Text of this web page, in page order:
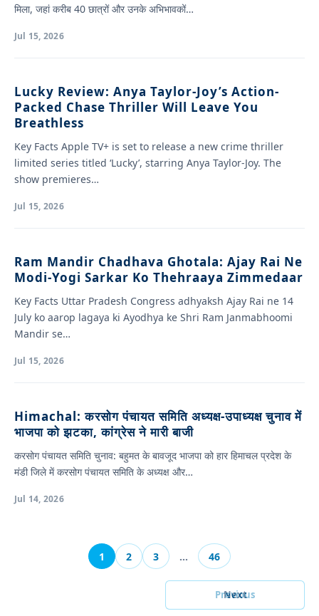
मिला, जहां करीब 40 छात्रों और उनके अभिभावकों…
Jul 15, 2026
Lucky Review: Anya Taylor-Joy’s Action-
Packed Chase Thriller Will Leave You
Breathless
Key Facts Apple TV+ is set to release a new crime thriller
limited series titled ‘Lucky’, starring Anya Taylor-Joy. The
show premieres…
Jul 15, 2026
Ram Mandir Chadhava Ghotala: Ajay Rai Ne
Modi-Yogi Sarkar Ko Thehraaya Zimmedaar
Key Facts Uttar Pradesh Congress adhyaksh Ajay Rai ne 14
July ko aarop lagaya ki Ayodhya ke Shri Ram Janmabhoomi
Mandir se…
Jul 15, 2026
Himachal: करसोग पंचायत समिति अध्यक्ष-उपाध्यक्ष चुनाव में
भाजपा को झटका, कांग्रेस ने मारी बाजी
करसोग पंचायत समिति चुनाव: बहुमत के बावजूद भाजपा को हार हिमाचल प्रदेश के
मंडी जिले में करसोग पंचायत समिति के अध्यक्ष और…
Jul 14, 2026
Previous
1 2 3 … 46
Next